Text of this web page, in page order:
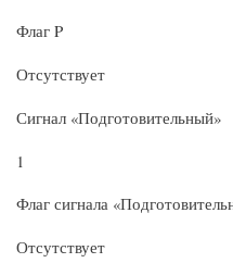
Флаг P
Отсутствует
Сигнал «Подготовительный»
1
Флаг сигнала
Отсутствует